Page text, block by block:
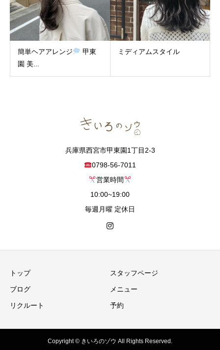
簡単ヘアアレンジ
甲東
園 美...
ミディアムスタイル
兵庫県西宮市甲東園1丁目2-3
0798-56-7011
営業時間
10:00~19:00
毎週月曜 定休日
トップ スタッフページ
ブログ メニュー
リクルート 予約
Copyright © きいろのゾウ All Rights Reserved.